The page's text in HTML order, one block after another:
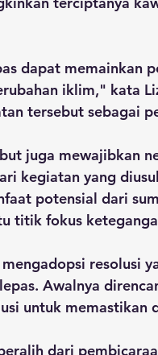
dapat memainkan
iklim," kata
tersebut sebagai
juga mewajibkan
kegiatan yang
potensial dari
titik fokus
resolusi
Awalnya
untuk memastikan
dari